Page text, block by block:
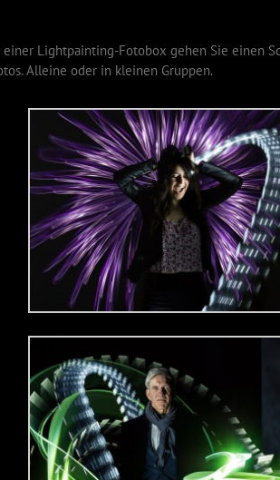
Lightpainting-Fotobox gehen Sie einen
Alleine oder in kleinen Gruppen.